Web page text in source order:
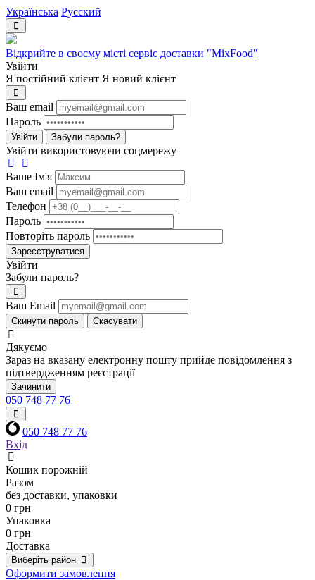
Українська Русский
Відкрийте в своєму місті сервіс доставки "MixFood"
Увійти
Я постійний клієнт Я новий клієнт
Ваш email
Пароль
Увійти Забули пароль?
Увійти використовуючи соцмережу
Ваше Iм'я
Ваш email
Телефон
Пароль
Повторіть пароль
Зареєструватися
Увійти
Забули пароль?
Ваш Email
Скинути пароль Скасувати
Дякуємо
Зараз на вказану електронну пошту прийде повідомлення з
підтвердженням реєстрації
Зачинити
050 748 77 76
050 748 77 76
Вхід
Кошик порожній
Разом
без доставки, упаковки
0 грн
Упаковка
0 грн
Доставка
Виберіть район
Оформити замовлення